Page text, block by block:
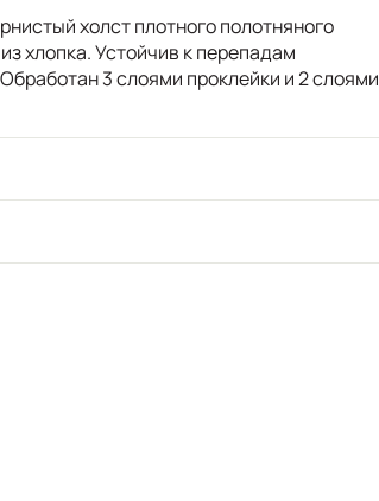
холст плотного полотняного
хлопка. Устойчив к перепадам
3 слоями проклейки и 2 слоями